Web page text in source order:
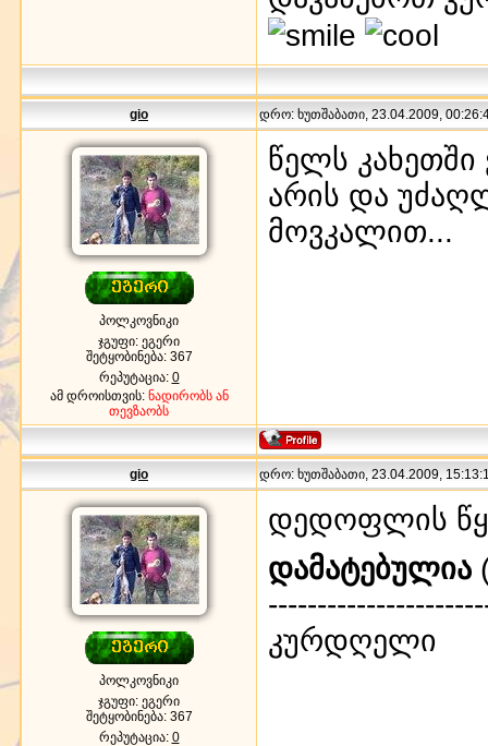
gio დრო: ხუთშაბათი, 23.04.2009,
პოლკოვნიკი
ჯგუფი: ეგერი
შეტყობინება: 367
რეპუტაცია: 0
ამ დროისთვის: ნადირობს ან
თევზაობს
წელს კახეთში
არის და
მოვკალით...
gio დრო: ხუთშაბათი, 23.04.2009,
პოლკოვნიკი
ჯგუფი: ეგერი
შეტყობინება: 367
რეპუტაცია: 0
დედოფლის
დამატებულია
კურდღელი